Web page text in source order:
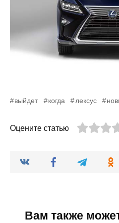
выйдет когда лексус
Оцените статью
Вам также